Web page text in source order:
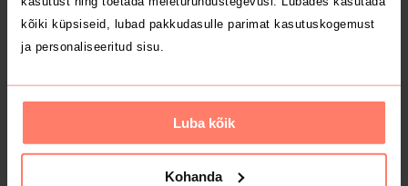
kõiki küpsiseid, lubad pakkudasulle parimat kasutuskogemust
ja personaliseeritud sisu.
Luba kõik
Kohanda
14 € 3 € 3-6 kuud